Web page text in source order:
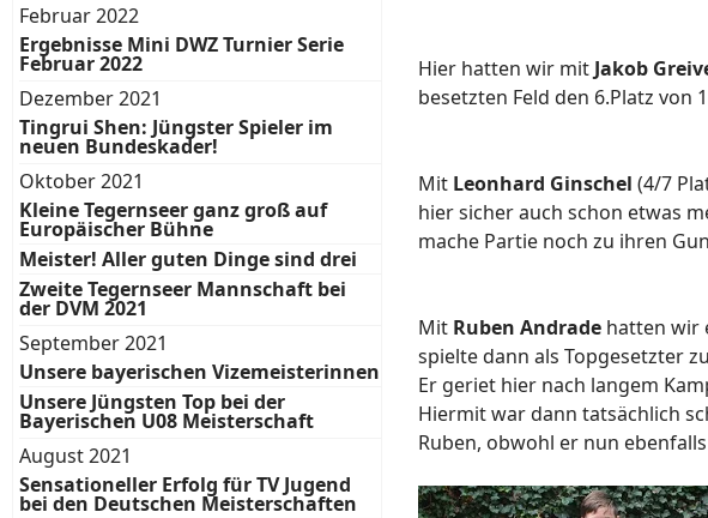
Februar 2022
Ergebnisse Mini DWZ Turnier Serie
Februar 2022
Dezember 2021
Tingrui Shen: Jüngster Spieler im
neuen Bundeskader!
Oktober 2021
Kleine Tegernseer ganz groß auf
Europäischer Bühne
Meister! Aller guten Dinge sind drei
Zweite Tegernseer Mannschaft bei
der DVM 2021
September 2021
Unsere bayerischen Vizemeisterinnen
Unsere Jüngsten Top bei der
Bayerischen U08 Meisterschaft
August 2021
Sensationeller Erfolg für TV Jugend
bei den Deutschen Meisterschaften
Hier hatten wir mit Jakob
besetzten Feld den 6.Platz von
Mit Leonhard Ginschel (4/7
hier sicher auch schon etwas
mache Partie noch zu ihren
Mit Ruben Andradehatten wir
spielte dann als Topgesetzter
Er geriet hier nach langem
Hiermit war dann tatsächlich
Ruben, obwohl er nun